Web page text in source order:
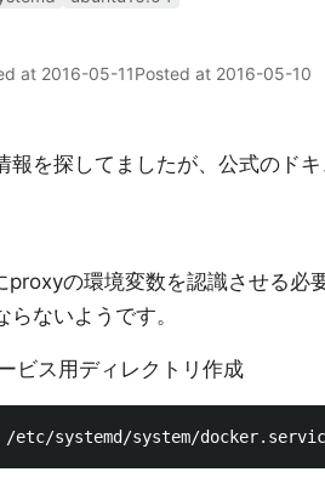
at 2016-05-11Posted at 2016-05-10
報を探してましたが、公式のド
proxyの環境変数を認識させる必
らないようです。
ビス用ディレクトリ作成